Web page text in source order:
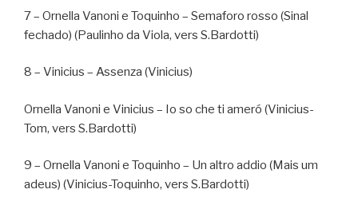
7 – Ornella Vanoni e Toquinho – Semaforo rosso (Sinal
fechado) (Paulinho da Viola, vers S.Bardotti)
8 – Vinicius – Assenza (Vinicius)
Ornella Vanoni e Vinicius – Io so che ti ameró (Vinicius-
Tom, vers S.Bardotti)
9 – Ornella Vanoni e Toquinho – Un altro addio (Mais um
adeus) (Vinicius-Toquinho, vers S.Bardotti)